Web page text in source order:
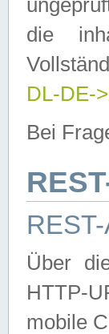
die
DL-DE-
Bei
Über
HTTP-
mobile